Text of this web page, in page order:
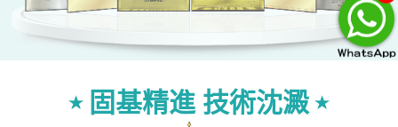
固基精進 技術沈澱